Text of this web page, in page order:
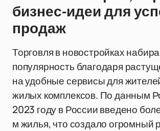
бизнес-идеи для
продаж
Торговля в новостройках
популярность благодаря
на удобные сервисы для
жилых комплексов. По данным
2023 году в России введено
м жилья, что создало огромный